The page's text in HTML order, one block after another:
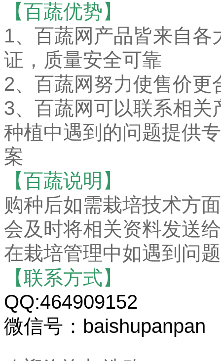
【百蔬优势】
1、 百蔬网产品皆来自各
证，质量安全可靠
2、百蔬网努力使售价
3、百蔬网可以联系相
种植中遇到的问题提供
案
【百蔬说明】
购种后如需栽培技术方
会及时将相关资料发送
在栽培管理中如遇到问
【联系方式】
QQ:464909152
微信号：baishupanpan